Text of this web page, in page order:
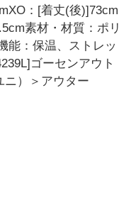
：[着丈(後)]73cm
素材・材質：ポリ
能：保温、ストレッ
ゴーセンアウト
ニ）＞アウター